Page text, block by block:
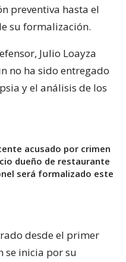
preventiva hasta el
su formalización.
Julio Loayza
no ha sido entregado
y el análisis de los
acusado por crimen
dueño de restaurante
será formalizado este
desde el primer
se inicia por su